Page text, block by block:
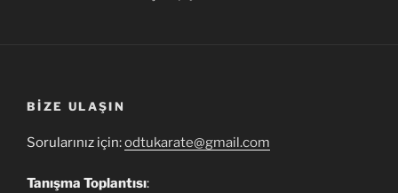
BIZE ULAŞIN
Sorularınız için:odtukarate@gmail.com
Tanışma Toplantısı: